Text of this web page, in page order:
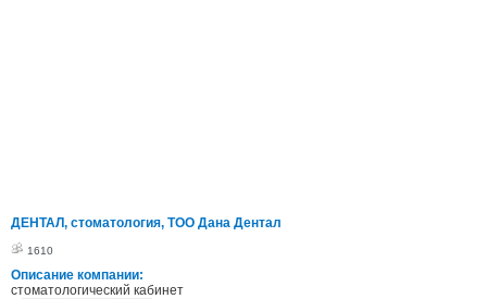
ДЕНТАЛ, стоматология, ТОО Дана Дентал
1610
Описание компании:
стоматологический кабинет